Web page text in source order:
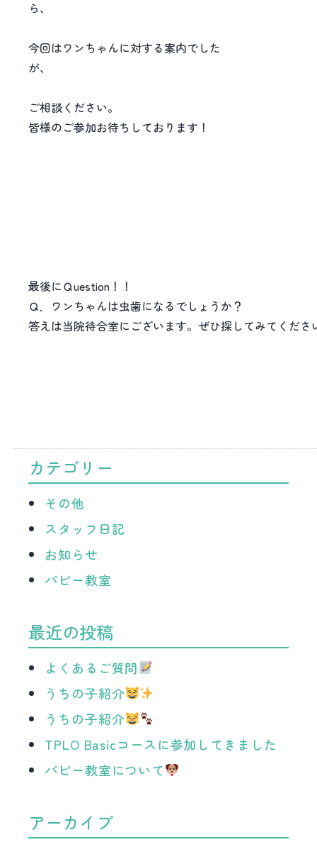
今回はワンちゃんに対する案内でした
ご相談ください。
皆様のご参加お待ちしております！
最後にＱuestion！！
Ｑ．ワンちゃんは虫歯になるでしょうか？
答えは当院待合室にございます。ぜひ探してみてくださ
カテゴリー
その他
スタッフ日記
お知らせ
パピー教室
最近の投稿
よくあるご質問
うちの子紹介
うちの子紹介
TPLO Basicコースに参加してきました
パピー教室について
アーカイブ